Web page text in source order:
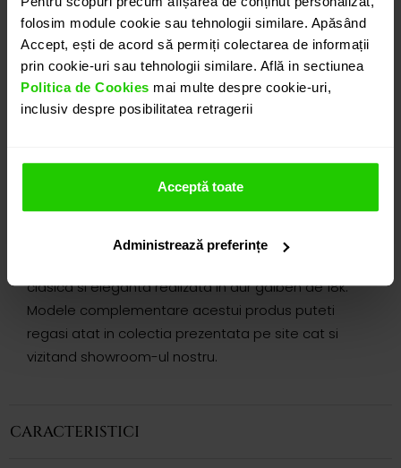
folosim module cookie sau tehnologii similare. Apăsând
Accept, ești de acord să permiți colectarea de informații
prin cookie-uri sau tehnologii similare. Află in sectiunea
Politica de Cookies mai multe despre cookie-uri,
inclusiv despre posibilitatea retragerii
Acceptă toate
Administrează preferințe
ADAUGĂ ÎN COȘ
PROGRAMEAZĂ O ÎNTÂLNIRE
clasica si eleganta realizata in aur galben de 18k.
Modele complementare acestui produs puteti
regasi atat in colectia prezentata pe site cat si
vizitand showroom-ul nostru.
CARACTERISTICI